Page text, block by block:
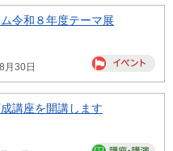
令和８年度テーマ展
月30日
講座を開講します